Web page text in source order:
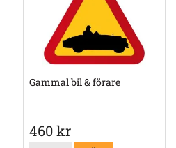
Gammal bil & förare
460 kr